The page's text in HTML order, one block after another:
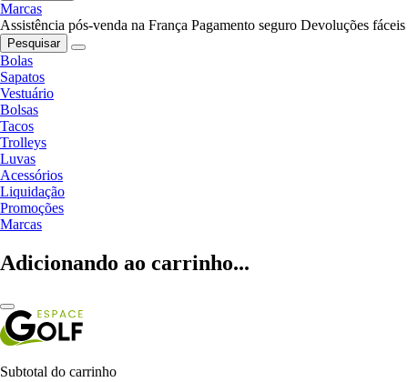
Marcas
Assistência pós-venda na França Pagamento seguro Devoluções fáceis
Pesquisar
Bolas
Sapatos
Vestuário
Bolsas
Tacos
Trolleys
Luvas
Acessórios
Liquidação
Promoções
Marcas
Adicionando ao carrinho...
Subtotal do carrinho